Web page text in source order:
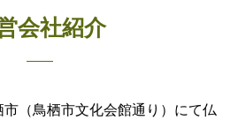
会社紹介
（鳥栖市文化会館通り）にて仏